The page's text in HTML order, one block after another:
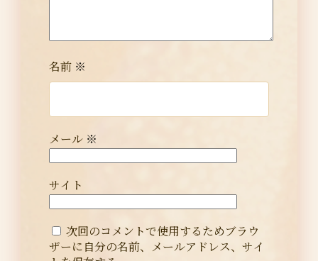
名前 ※
メール ※
サイト
次回のコメントで使用するためブラウ
ザーに自分の名前、メールアドレス、サイ